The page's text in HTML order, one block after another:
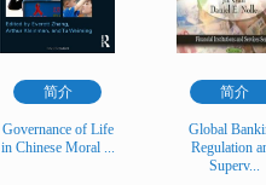
简介
Governance of Life
in Chinese Moral ...
简介
Global
Regulation
Superv...